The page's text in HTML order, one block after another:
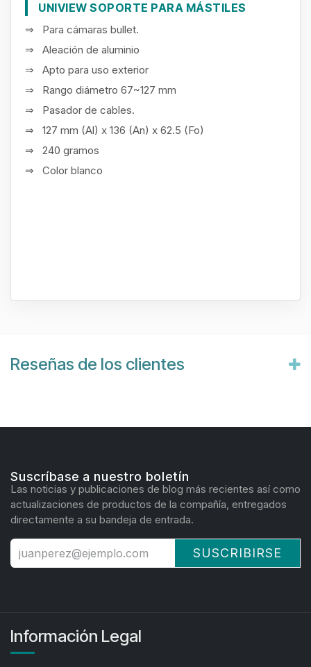
UNIVIEW SOPORTE PARA MÁSTILES
⇒ Para cámaras bullet.
⇒ Aleación de aluminio
⇒ Apto para uso exterior
⇒ Rango diámetro 67~127 mm
⇒ Pasador de cables.
⇒ 127 mm (Al) x 136 (An) x 62.5 (Fo)
⇒ 240 gramos
⇒ Color blanco
Reseñas de los clientes
Suscríbase a nuestro boletín
Las noticias y publicaciones de blog más recientes así como
actualizaciones de productos de la compañía, entregados
directamente a su bandeja de entrada.
SUSCRIBIRSE
Información Legal